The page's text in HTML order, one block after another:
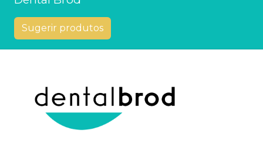
Sugerir produtos